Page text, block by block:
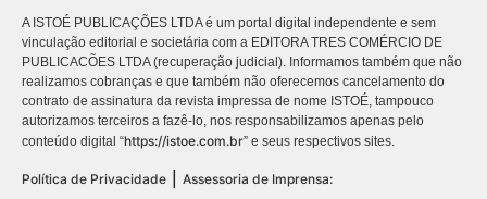
A ISTOÉ PUBLICAÇÕES LTDA é um portal digital independente e sem
vinculação editorial e societária com a EDITORA TRES COMÉRCIO DE
PUBLICACÕES LTDA (recuperação judicial). Informamos também que não
realizamos cobranças e que também não oferecemos cancelamento do
contrato de assinatura da revista impressa de nome ISTOÉ, tampouco
autorizamos terceiros a fazê-lo, nos responsabilizamos apenas pelo
conteúdo digital “https://istoe.com.br” e seus respectivos sites.
Política de Privacidade Assessoria de Imprensa: